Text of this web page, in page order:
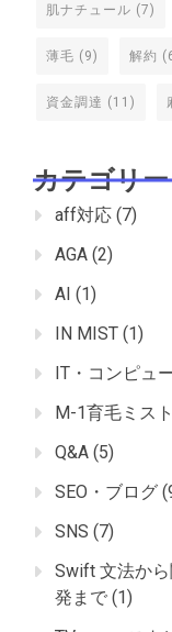
肌ナチュール (7)
薄毛 (9) 解約
資金調達 (11)
カテゴリー
aff対応 (7)
AGA (2)
AI (1)
IN MIST (1)
IT・コンピュ
M-1育毛ミスト
Q&A (5)
SEO・ブログ
SNS (7)
Swift 文法か
発まで (1)